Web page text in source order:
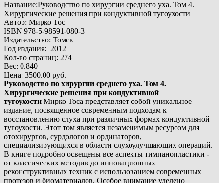
Название:Руководство по хирургии среднего уха. Том 4.
Хирургические решения при кондуктивной тугоухости
Автор: Мирко Тос
ISBN 978-5-98591-080-3
Издательство: Томск
Год издания: 2012
Кол-во страниц: 274
Вес: 0.840
Цена: 3500.00 руб.
Руководство по хирургии среднего уха. Том 4.
Хирургические решения при кондуктивной
тугоухости Мирко Тоса представляет собой уникальное
издание, посвященное современным подходам к
восстановлению слуха при различных формах кондуктивной
тугоухости. Этот том является незаменимым ресурсом для
отохирургов, сурдологов и ординаторов,
специализирующихся в области слухоулучшающих операций.
В книге подробно освещены все аспекты тимпанопластики -
от классических методик до инновационных
реконструктивных техник с использованием современных
протезов и биоматериалов. Особое внимание уделено